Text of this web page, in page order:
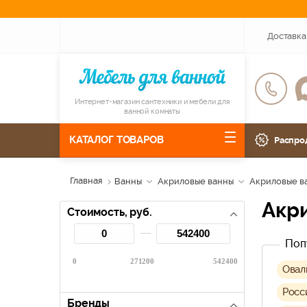
Доставка
Интернет-магазин сантехники и мебели для
ванной комнаты
КАТАЛОГ ТОВАРОВ
Главная Ванны Акриловые ванны Акриловые
Стоимость, руб.
0 271200 542400
Бренды